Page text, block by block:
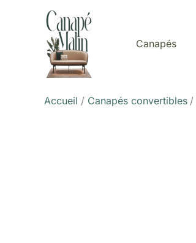
Canapés
Accueil Canapés convertibles